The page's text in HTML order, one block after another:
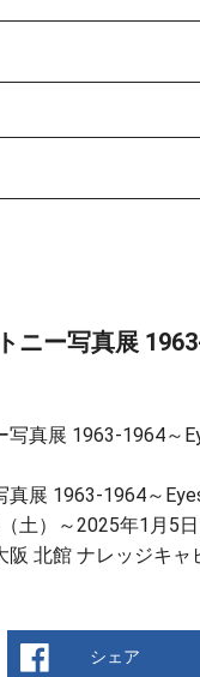
ニー写真展
写真展 1963-1964
真展 1963-1964～
土）～2025年1月5日
阪 北館 ナレッジキ
シェア